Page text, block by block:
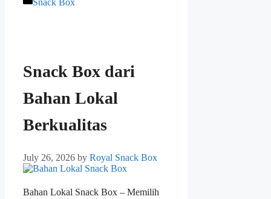
Snack Box
Snack Box dari
Bahan Lokal
Berkualitas
July 26, 2026 by Royal Snack Box
Bahan Lokal Snack Box – Memilih